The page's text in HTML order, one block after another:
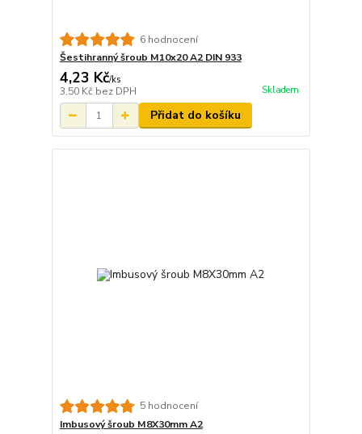
6 hodnocení
Šestihranný šroub M10x20 A2 DIN 933
4,23 Kč/ks
3,50 Kč bez DPH Skladem
Přidat do košíku
5 hodnocení
Imbusový šroub M8X30mm A2